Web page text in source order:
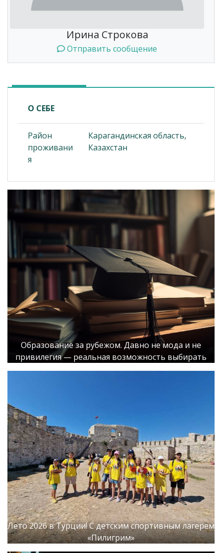
Ирина Строкова
Отправить сообщение
О СЕБЕ
Район
проживани
я
Карагандинская область,
Казахстан
Образование за рубежом. Давно не мода и не
привилегия — реальная возможность выбирать
Лето 2026 в Турции! С детским спортивным лагерем
«Пилигрим»